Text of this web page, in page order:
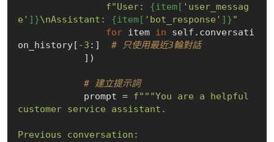
f"User: {item[ 'user_messag
e' ]}\nAssistant: {item[ 'bot_response' ]}"
for item in self.conversati
on_history[ -3 :] # 只使用最近3輪對話
# 建立提示詞
            prompt =
f"""You are a helpful
customer service assistant.